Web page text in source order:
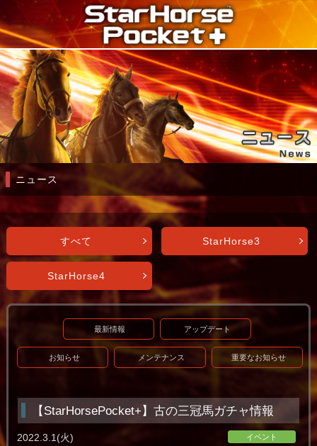
ニュース
すべて StarHorse3
StarHorse4
最新情報 アップデート
お知らせ メンテナンス 重要なお知らせ
【StarHorsePocket+】古の三冠馬ガチャ情報
イベント
2022.3.1(火)